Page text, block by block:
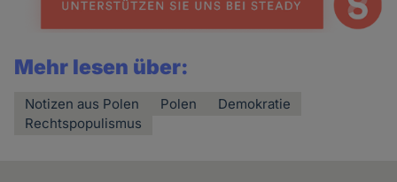
Mehr lesen über:
Notizen aus Polen Polen
Demokratie
Rechtspopulismus